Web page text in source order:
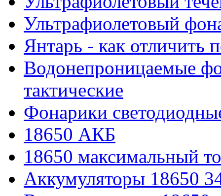
Ультрафиолетовый
Янтарь - как отличить
Водонепроницаемые
тактические
Фонарики
18650 АКБ
18650 максимальный
Аккумуляторы 18650